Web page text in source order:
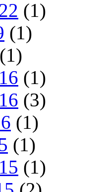
(1)
(1)
(1)
(1)
(3)
(1)
(1)
(1)